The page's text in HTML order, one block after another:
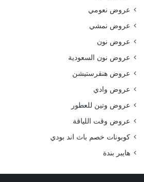
عروض نعومي
عروض نمشي
عروض نون
عروض نون السعودية
عروض هنقرستيشن
عروض وادي
عروض وتين للعطور
عروض وقت اللياقة
كوبونات خصم باث اند بودي
هايبر بندة